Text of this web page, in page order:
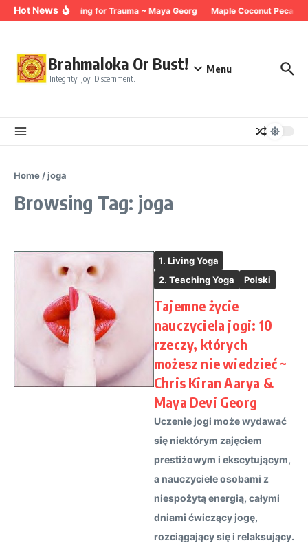
Skip to content
Hot NewsBreathing for Trauma ~ Maya Georg Maple Coconut Pecan
Brahmaloka Or Bust!
Integrity. Joy. Discernment.
Menu
Home /joga
Browsing Tag: joga
1. Living Yoga
2. Teaching Yoga
Polski
Tajemne życie
nauczyciela jogi: 10
rzeczy, których
możesz nie wiedzieć ~
Chris Kiran Aarya &
Maya Devi Georg
Uczenie jogi może wydawać
się niektórym zajęciem
prestiżowym i ekscytującym,
a nauczyciele osobami z
niespożytą energią, całymi
dniami ćwiczący jogę,
rozciągający się i relaksujący.